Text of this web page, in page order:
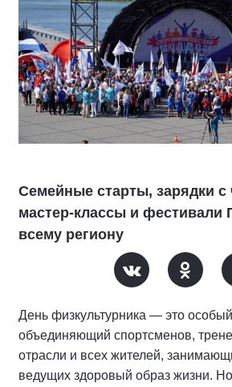
Семейные старты, зарядки с
мастер-классы и фестивали
всему региону
День физкультурника — это
объединяющий спортсменов,
отрасли и всех жителей,
ведущих здоровый образ жизни.